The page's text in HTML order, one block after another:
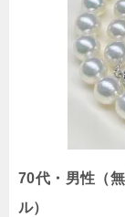
70代・男性（
ル）